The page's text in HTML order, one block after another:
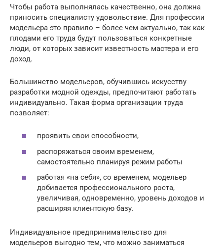
Чтобы работа выполнялась качественно, она должна
приносить специалисту удовольствие. Для профессии
модельера это правило – более чем актуально, так как
плодами его труда будут пользоваться конкретные
люди, от которых зависит известность мастера и его
доход.
Большинство модельеров, обучившись искусству
разработки модной одежды, предпочитают работать
индивидуально. Такая форма организации труда
позволяет:
проявить свои способности,
распоряжаться своим временем,
самостоятельно планируя режим работы
работая «на себя», со временем, модельер
добивается профессионального роста,
увеличивая, одновременно, уровень доходов и
расширяя клиентскую базу.
Индивидуальное предпринимательство для
модельеров выгодно тем, что можно заниматься